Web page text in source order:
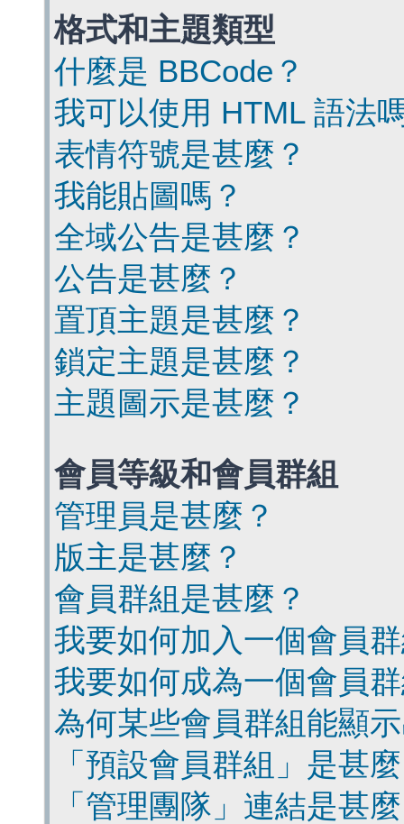
格式和主題類型
什麼是 BBCode？
我可以使用 HTML 語法
表情符號是甚麼？
我能貼圖嗎？
全域公告是甚麼？
公告是甚麼？
置頂主題是甚麼？
鎖定主題是甚麼？
主題圖示是甚麼？
會員等級和會員群組
管理員是甚麼？
版主是甚麼？
會員群組是甚麼？
我要如何加入一個會員
我要如何成為一個會員
為何某些會員群組能顯
「預設會員群組」是甚
「管理團隊」連結是甚